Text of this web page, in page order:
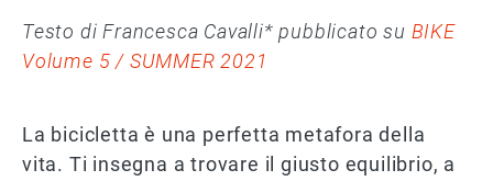
Testo di Francesca Cavalli* pubblicato su BIKE
Volume 5 / SUMMER 2021
La bicicletta è una perfetta metafora della
vita. Ti insegna a trovare il giusto equilibrio, a